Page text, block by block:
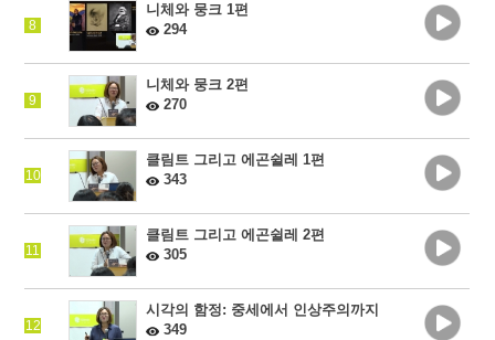
8
니체와 뭉크 1편
294
9
니체와 뭉크 2편
270
10
클림트 그리고 에곤쉴레 1편
343
11
클림트 그리고 에곤쉴레 2편
305
12
시각의 함정: 중세에서 인상주의까지
349